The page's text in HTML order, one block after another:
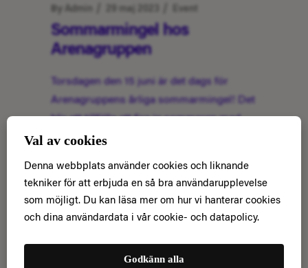
By
Sommarmingel hos
Arenagruppen
Torsdagen den 15 juni är det dags för
Arenagruppens årliga sommarmingel! Det
blir ett tillfälle att fira in sommaren med
gamla och nya vänner!
Read More
Val av cookies
Denna webbplats använder cookies och liknande
tekniker för att erbjuda en så bra användarupplevelse
som möjligt. Du kan läsa mer om hur vi hanterar cookies
och dina användardata i vår cookie- och datapolicy.
Godkänn alla